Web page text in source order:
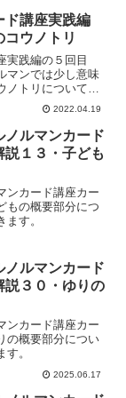
ド講座実践編
コウノトリ
実践編の５回目
マンでは少し意味
トリについてご
2022.04.19
ノルマンカード
１３・子ども
ンカード講座カー
もの概要部分につ
す。
ノルマンカード
説３０・ゆりの
ンカード講座カー
の概要部分につい
。
2025.06.17